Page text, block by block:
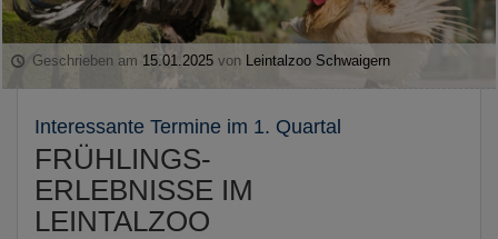
Geschrieben am 15.01.2025 von Leintalzoo Schwaigern
Interessante Termine im 1. Quartal
FRÜHLINGS-
ERLEBNISSE IM
LEINTALZOO